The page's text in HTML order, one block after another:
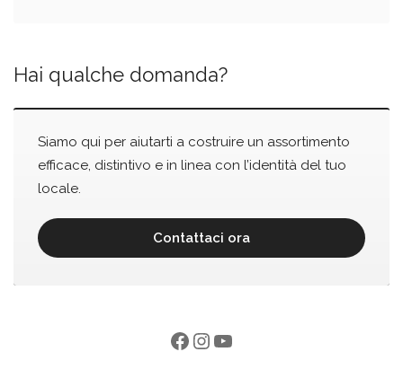
Hai qualche domanda?
Siamo qui per aiutarti a costruire un assortimento
efficace, distintivo e in linea con l’identità del tuo
locale.
Contattaci ora
Facebook
Instagram
YouTube